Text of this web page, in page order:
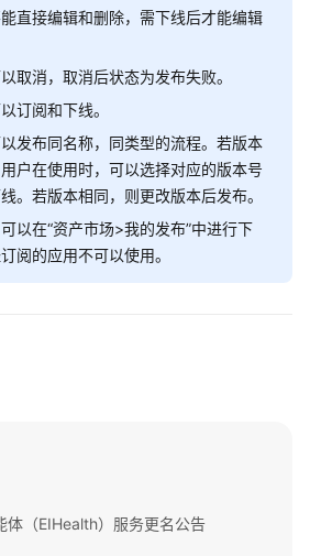
直接编辑和删除，需下线后才能编辑
取消，取消后状态为发布失败。
订阅和下线。
发布同名称，同类型的流程。若版本
户在使用时，可以选择对应的版本号
。若版本相同，则更改版本后发布。
以在“资产市场>我的发布”中进行下
阅的应用不可以使用。
体（EIHealth）服务更名公告